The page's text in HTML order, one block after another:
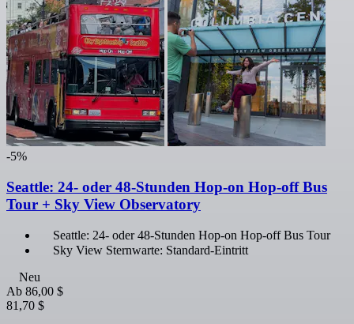
-5%
Seattle: 24- oder 48-Stunden Hop-on Hop-off Bus
Tour + Sky View Observatory
Seattle: 24- oder 48-Stunden Hop-on Hop-off Bus Tour
Sky View Sternwarte: Standard-Eintritt
Neu
Ab 86,00 $
81,70 $